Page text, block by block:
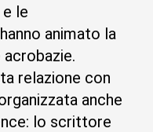
le
animato la
relazione con
anche
lo scrittore